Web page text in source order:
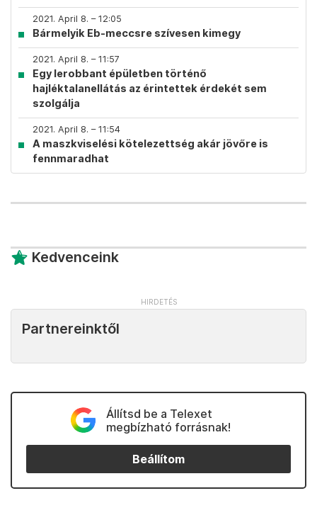
2021. April 8. – 12:05
Bármelyik Eb-meccsre szívesen kimegy
2021. April 8. – 11:57
Egy lerobbant épületben történő
hajléktalanellátás az érintettek érdekét sem
szolgálja
2021. April 8. – 11:54
A maszkviselési kötelezettség akár jövőre is
fennmaradhat
Kedvenceink
Partnereinktől
Állítsd be a Telexet
megbízható forrásnak!
Beállítom